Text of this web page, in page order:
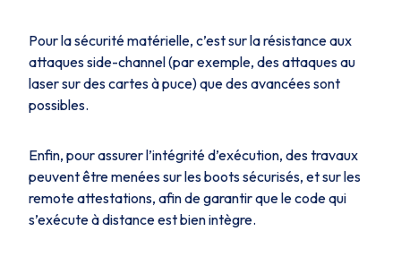
Pour la sécurité matérielle, c’est sur la résistance aux
attaques side-channel (par exemple, des attaques au
laser sur des cartes à puce) que des avancées sont
possibles.
Enfin, pour assurer l’intégrité d’exécution, des travaux
peuvent être menées sur les boots sécurisés, et sur les
remote attestations, afin de garantir que le code qui
s’exécute à distance est bien intègre.